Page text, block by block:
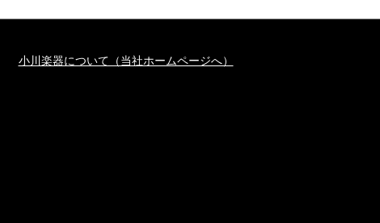
小川楽器について（当社ホームページへ）